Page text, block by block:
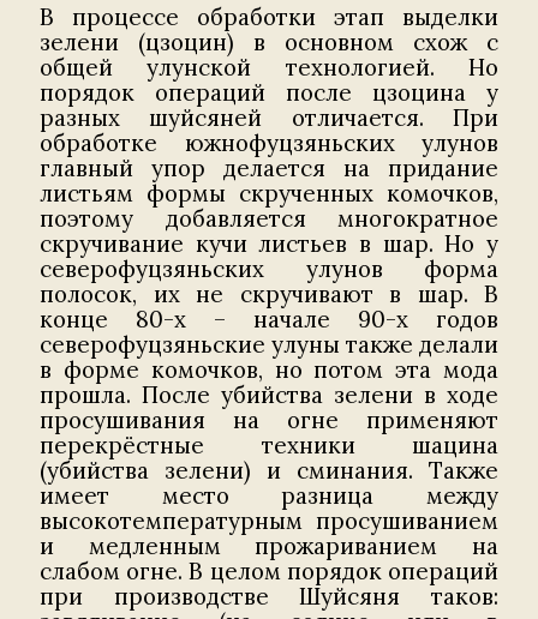
В процессе обработки этап выделки
зелени (цзоцин) в основном схож с
общей улунской технологией. Но
порядок операций после цзоцина у
разных шуйсяней отличается. При
обработке южнофуцзяньских улунов
главный упор делается на придание
листьям формы скрученных комочков,
поэтому добавляется многократное
скручивание кучи листьев в шар. Но у
северофуцзяньских улунов форма
полосок, их не скручивают в шар. В
конце 80-х – начале 90-х годов
северофуцзяньские улуны также делали
в форме комочков, но потом эта мода
прошла. После убийства зелени в ходе
просушивания на огне применяют
перекрёстные техники шацина
(убийства зелени) и сминания. Также
имеет место разница между
высокотемпературным просушиванием
и медленным прожариванием на
слабом огне. В целом порядок операций
при производстве Шуйсяня таков: